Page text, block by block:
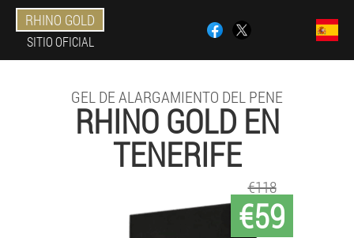
RHINO GOLD
SITIO OFICIAL
GEL DE ALARGAMIENTO DEL PENE
RHINO GOLD EN
TENERIFE
€59
€118